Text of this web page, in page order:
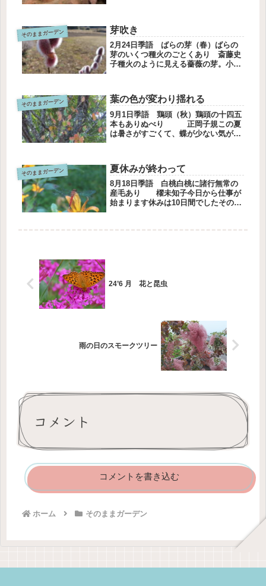
てきました。ヒメシャラシャラの葉と
実はブロンズ色に。柏の枯葉に黄色...
そのままガーデン 芽吹き
2月24日季語 ばらの芽（春）ばらの
芽のいくつ種火のごとくあり 斎藤史
子種火のように見える薔薇の芽。小さ
しょう。それぞれの種火この種火はヤ
シオツツジ。五月の連休に咲きます。
こ...
そのままガーデン 葉の色が変わり揺れる
9月1日季語 鶏頭（秋）鶏頭の十四五
本もありぬべり 正岡子規この夏
は暑さがすごくて、蝶が少ない気がし
ってきました。カメラを慌てて持ちに
行って、急いで撮りました。ピント
が...
そのままガーデン 夏休みが終わって
8月18日季語 白桃白桃に諸行無常の
産毛あり 櫂未知子今日から仕事が
始まります休みは10日間でしたその
24’6 月 花と昆虫
雨の日のスモークツリー
コメント
コメントを書き込む
ホーム そのままガーデン